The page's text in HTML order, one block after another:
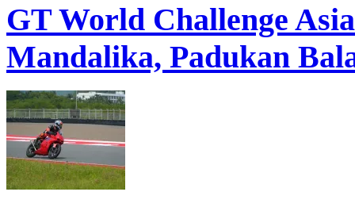
GT World Challenge
Mandalika, Padukan